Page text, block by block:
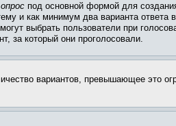
под основной формой для
и как минимум два варианта
выбрать пользователи при
за который они проголосовали.
вариантов, превышающее это